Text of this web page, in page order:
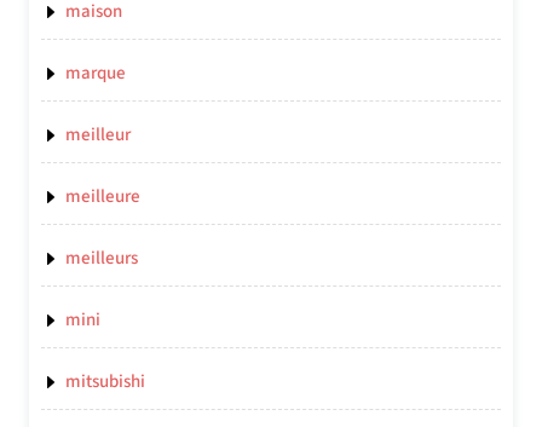
maison
marque
meilleur
meilleure
meilleurs
mini
mitsubishi